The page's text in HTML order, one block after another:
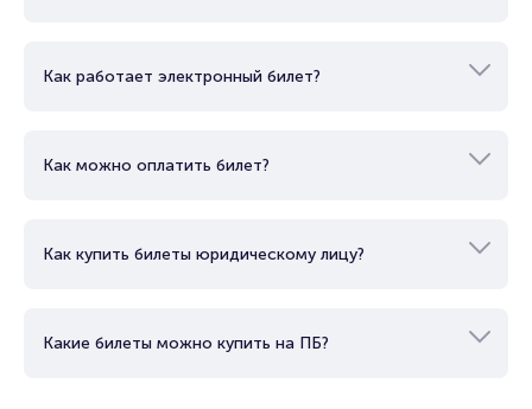
Как работает электронный билет?
Как можно оплатить билет?
Как купить билеты юридическому лицу?
Какие билеты можно купить на ПБ?